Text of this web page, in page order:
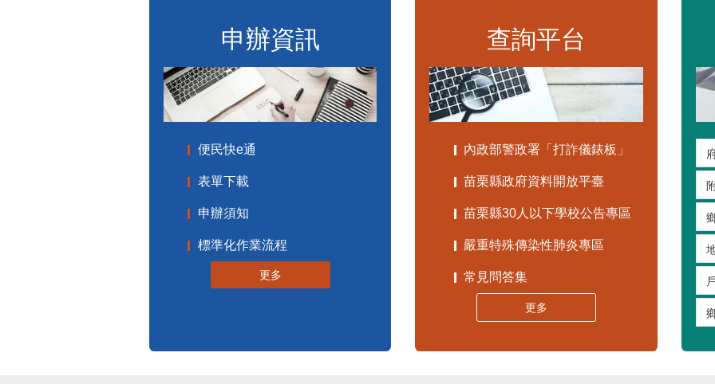
申辦資訊
便民快e通
表單下載
申辦須知
標準化作業流程
更多
查詢平台
內政部警政署「打詐儀錶板」
苗栗縣政府資料開放平臺
苗栗縣30人以下學校公告專區
嚴重特殊傳染性肺炎專區
常見問答集
更多